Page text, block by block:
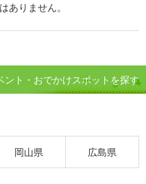
ありません。
ト・おでかけスポットを探す
岡山県 広島県